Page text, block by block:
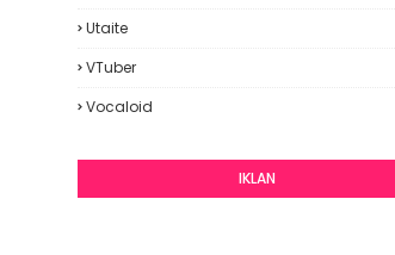
Utaite
VTuber
Vocaloid
IKLAN